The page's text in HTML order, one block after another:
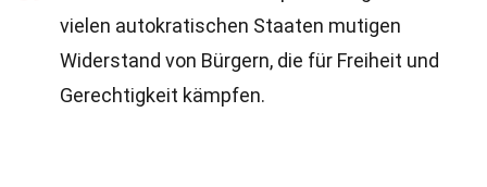
vielen autokratischen Staaten mutigen
Widerstand von Bürgern, die für Freiheit und
Gerechtigkeit kämpfen.